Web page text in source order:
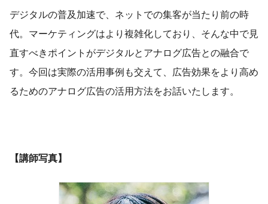
デジタルの普及加速で、ネットでの集客が当たり前の時
代。マーケティングはより複雑化しており、そんな中で見
直すべきポイントがデジタルとアナログ広告との融合で
す。今回は実際の活用事例も交えて、広告効果をより高め
るためのアナログ広告の活用方法をお話いたします。
【講師写真】